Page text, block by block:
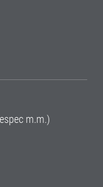
m.m.)